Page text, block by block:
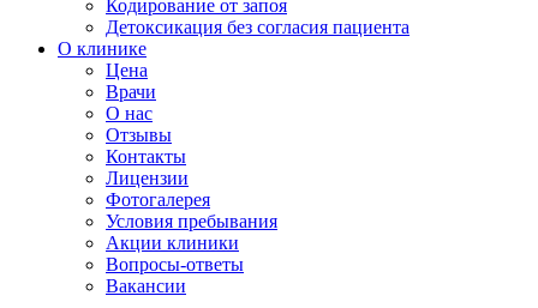
Кодирование от запоя
Детоксикация без согласия пациента
О клинике
Цена
Врачи
О нас
Отзывы
Контакты
Лицензии
Фотогалерея
Условия пребывания
Акции клиники
Вопросы-ответы
Вакансии